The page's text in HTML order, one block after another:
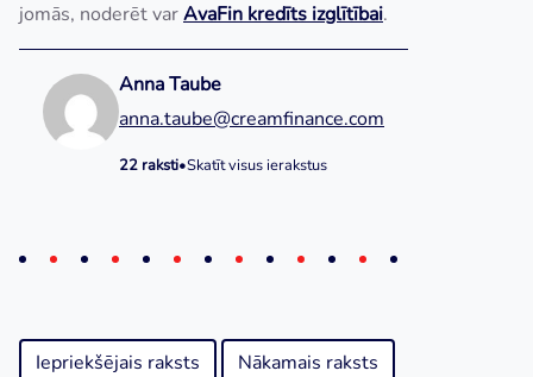
jomās, noderēt varAvaFin kredīts izglītībai.
Anna Taube
anna.taube@creamfinance.com
22 raksti•Skatīt visus ierakstus
Iepriekšējais raksts Nākamais raksts